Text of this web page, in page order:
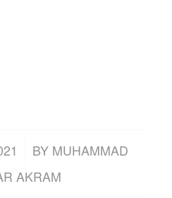
BY MUHAMMAD
AKRAM